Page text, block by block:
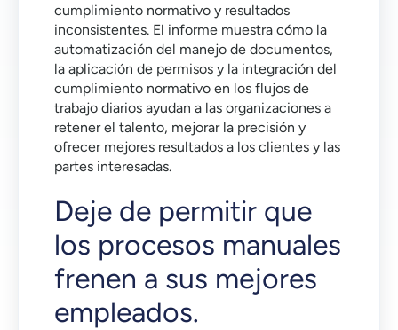
cumplimiento normativo y resultados
inconsistentes. El informe muestra cómo la
automatización del manejo de documentos,
la aplicación de permisos y la integración del
cumplimiento normativo en los flujos de
trabajo diarios ayudan a las organizaciones a
retener el talento, mejorar la precisión y
ofrecer mejores resultados a los clientes y las
partes interesadas.
Deje de permitir que
los procesos manuales
frenen a sus mejores
empleados.